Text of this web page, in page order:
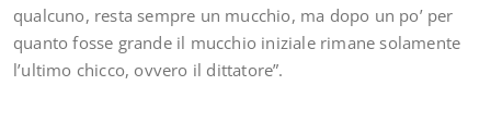
qualcuno, resta sempre un mucchio, ma dopo un po’ per
quanto fosse grande il mucchio iniziale rimane solamente
l’ultimo chicco, ovvero il dittatore”.